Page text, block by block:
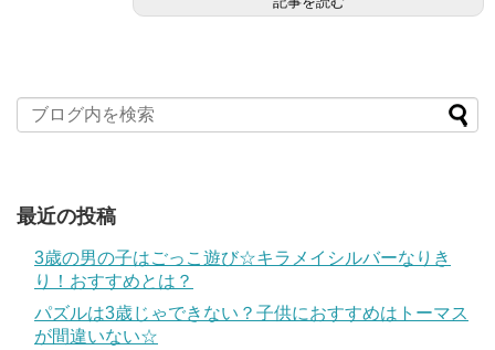
最近の投稿
3歳の男の子はごっこ遊び☆キラメイシルバーなりき
り！おすすめとは？
パズルは3歳じゃできない？子供におすすめはトーマス
が間違いない☆